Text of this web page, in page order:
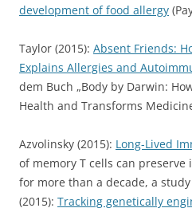
development of food allergy
Taylor (2015): Absent Friends:
Explains Allergies and
dem Buch „Body by Darwin:
Health and Transforms
Azvolinsky (2015): Long-Lived
of memory T cells can
for more than a decade, a
(2015): Tracking genetically